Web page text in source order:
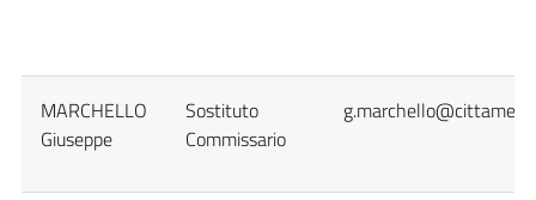
MARCHELLO
Giuseppe
Sostituto
Commissario